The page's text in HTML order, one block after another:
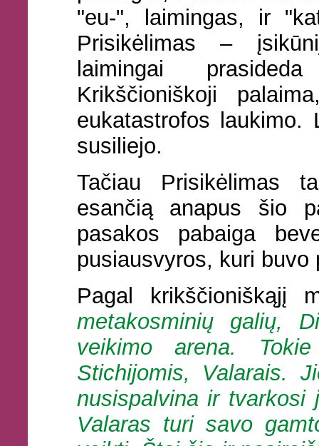
"eu-", laimingas, ir
Prisikėlimas –
laimingai
Krikščioniškoji
eukatastrofos laukimo.
susiliejo.
Tačiau Prisikėlimas
esančią anapus šio
pasakos pabaiga
pusiausvyros, kuri
Pagal krikščioniškąjį
metakosminių galių,
veikimo arena.
Stichijomis, Valarais.
nusispalvina ir tvarkosi
Valaras turi savo